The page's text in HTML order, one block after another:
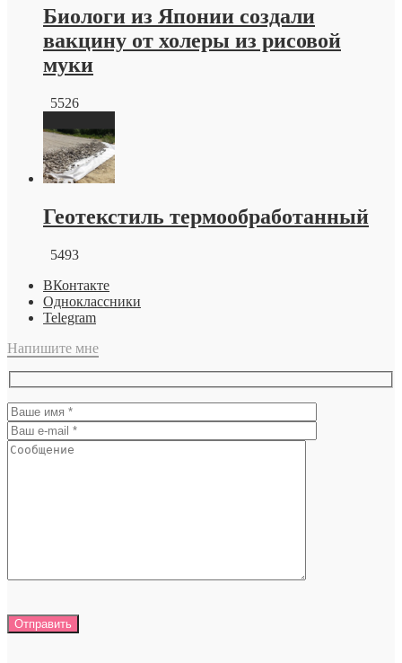
Биологи из Японии создали
вакцину от холеры из рисовой
муки
5526
Геотекстиль термообработанный
5493
ВКонтакте
Одноклассники
Telegram
Напишите мне